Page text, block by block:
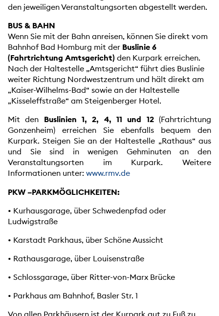
den jeweiligen Veranstaltungsorten abgestellt werden.
BUS & BAHN
Wenn Sie mit der Bahn anreisen, können Sie direkt vom
Bahnhof Bad Homburg mit der Buslinie 6
(Fahrtrichtung Amtsgericht) den Kurpark erreichen.
Nach der Haltestelle „Amtsgericht“ führt dies Buslinie
weiter Richtung Nordwestzentrum und hält direkt am
„Kaiser-Wilhelms-Bad“ sowie an der Haltestelle
„Kisseleffstraße“ am Steigenberger Hotel.
Mit den Buslinien 1, 2, 4, 11 und 12(Fahrtrichtung
Gonzenheim) erreichen Sie ebenfalls bequem den
Kurpark. Steigen Sie an der Haltestelle „Rathaus“ aus
und Sie sind in wenigen Gehminuten an den
Veranstaltungsorten im Kurpark. Weitere
Informationen unter: www.rmv.de
PKW –PARKMÖGLICHKEITEN:
• Kurhausgarage, über Schwedenpfad oder
Ludwigstraße
• Karstadt Parkhaus, über Schöne Aussicht
• Rathausgarage, über Louisenstraße
• Schlossgarage, über Ritter-von-Marx Brücke
• Parkhaus am Bahnhof, Basler Str. 1